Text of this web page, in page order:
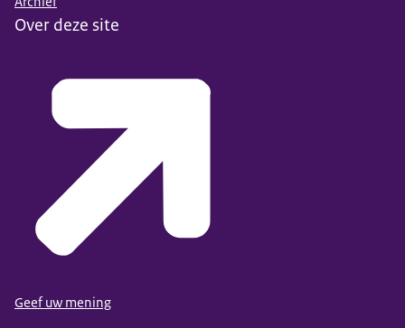
Over deze site
Geef uw mening